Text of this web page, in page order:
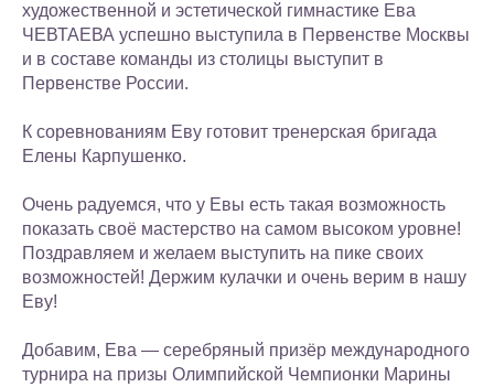
художественной и эстетической гимнастике Ева
ЧЕВТАЕВА успешно выступила в Первенстве Москвы
и в составе команды из столицы выступит в
Первенстве России.
К соревнованиям Еву готовит тренерская бригада
Елены Карпушенко.
Очень радуемся, что у Евы есть такая возможность
показать своё мастерство на самом высоком уровне!
Поздравляем и желаем выступить на пике своих
возможностей! Держим кулачки и очень верим в нашу
Еву!
Добавим, Ева — серебряный призёр международного
турнира на призы Олимпийской Чемпионки Марины